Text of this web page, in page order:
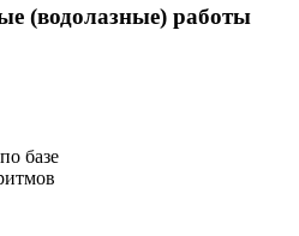
(водолазные) работы
базе